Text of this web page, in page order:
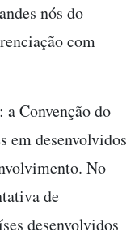
nós do
com
Convenção do
em desenvolvidos
No
de
desenvolvidos